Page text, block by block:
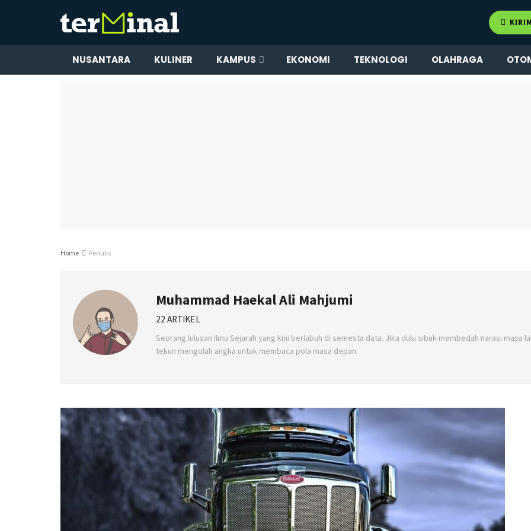
NUSANTARA KULINER KAMPUS EKONOMI TEKNOLOGI OLAHRAGA
Home Penulis
Muhammad Haekal Ali Mahjumi
22 ARTIKEL
Seorang lulusan Ilmu Sejarah yang kini berlabuh di semesta data. Jika dulu sibuk membedah narasi masa
tekun mengolah angka untuk membaca pola masa depan.